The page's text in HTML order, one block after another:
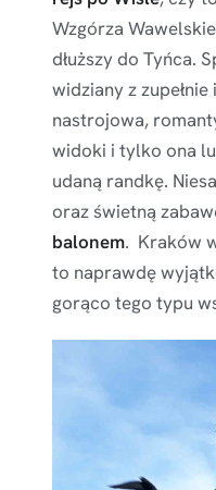
Wzgórza
dłuższy do Tyńca.
widziany z
nastrojowa,
widoki i tylko ona
udaną randkę.
oraz świetną
balonem. Kraków
to naprawdę
gorąco tego typu